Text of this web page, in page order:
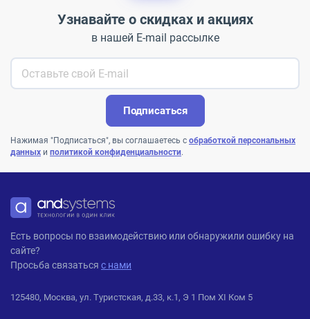
Узнавайте о скидках и акциях
в нашей E-mail рассылке
Подписаться
Нажимая "Подписаться", вы соглашаетесь с обработкой персональных
данных и политикой конфиденциальности.
ANDPRO
Есть вопросы по взаимодействию или обнаружили ошибку на
сайте?
Просьба связаться с нами
125480, Москва, ул. Туристская, д.33, к.1, Э 1 Пом XI Ком 5